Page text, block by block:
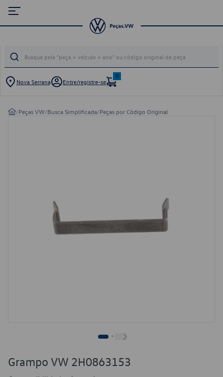
Nova Serrana Entre/registre-se
0
/Peças VW/Busca Simplificada/Peças por Código Original
Grampo VW 2H0863153